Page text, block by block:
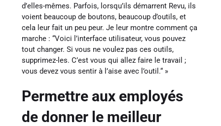
d’elles-mêmes. Parfois, lorsqu’ils démarrent Revu, ils
voient beaucoup de boutons, beaucoup d’outils, et
cela leur fait un peu peur. Je leur montre comment ça
marche : “Voici l’interface utilisateur, vous pouvez
tout changer. Si vous ne voulez pas ces outils,
supprimez-les. C’est vous qui allez faire le travail ;
vous devez vous sentir à l’aise avec l’outil.“ »
Permettre aux employés
de donner le meilleur